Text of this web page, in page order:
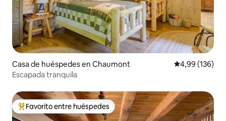
Casa de huéspedes en Chaumont Calificación
4,99 (136)
Escapada tranquila
Favorito entre los huéspedes más destacados
Favorito entre huéspedes